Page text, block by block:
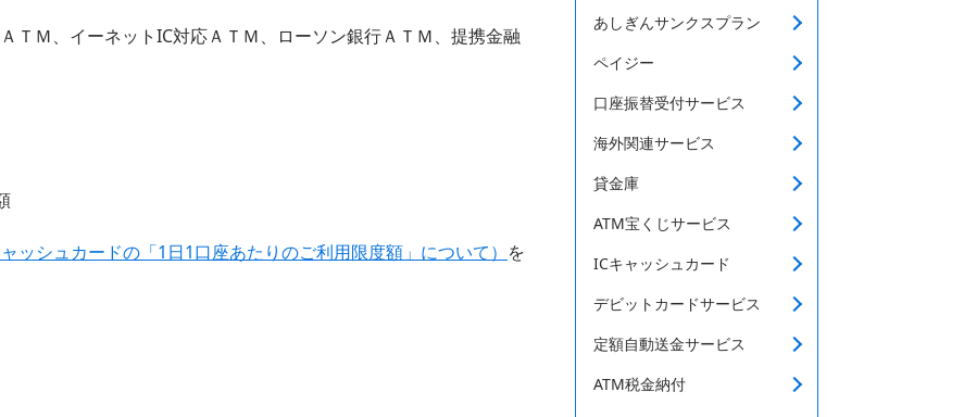
ＴＭ、イーネットIC対応ＡＴＭ、ローソン銀行ＡＴＭ、提携金融
ャッシュカードの「1日1口座あたりのご利用限度額」について） を
あしぎんサンクスプラン
ペイジー
口座振替受付サービス
海外関連サービス
貸金庫
ATM宝くじサービス
ICキャッシュカード
デビットカードサービス
定額自動送金サービス
ATM税金納付